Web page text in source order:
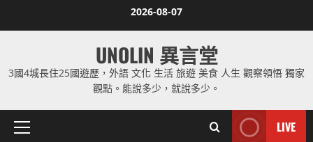
2026-08-07
UNOLIN 異言堂
3國4城長住25國遊歷，外語 文化 生活 旅遊 美食 人生 觀察領悟 獨家
觀點。能說多少，就說多少。
Primary
LIVE